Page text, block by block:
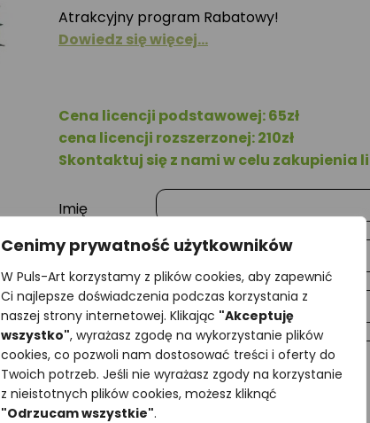
Cenimy prywatność użytkowników
W Puls-Art korzystamy z plików cookies, aby zapewnić
Ci najlepsze doświadczenia podczas korzystania z
naszej strony internetowej. Klikając "Akceptuję
wszystko", wyrażasz zgodę na wykorzystanie plików
cookies, co pozwoli nam dostosować treści i oferty do
Twoich potrzeb. Jeśli nie wyrażasz zgody na korzystanie
z nieistotnych plików cookies, możesz kliknąć
"Odrzucam wszystkie".
Atrakcyjny program Rabatowy!
Dowiedz się więcej…
Cena licencji podstawowej: 65zł
cena licencji rozszerzonej: 210zł
Skontaktuj się z nami w celu zakupienia
Imię
Nazwisko
E-mail
Wiadomość